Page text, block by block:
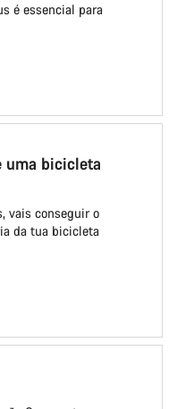
é essencial para
uma bicicleta
vais conseguir o
da tua bicicleta